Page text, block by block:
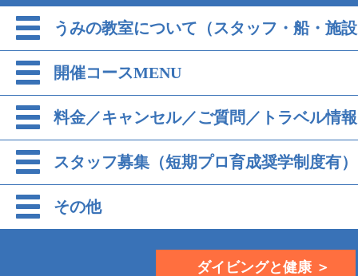
うみの教室について（スタッフ・船・施
開催コースMENU
料金／キャンセル／ご質問／トラベル情報
スタッフ募集（短期プロ育成奨学制度有）
その他
ダイビングと健康 ＞